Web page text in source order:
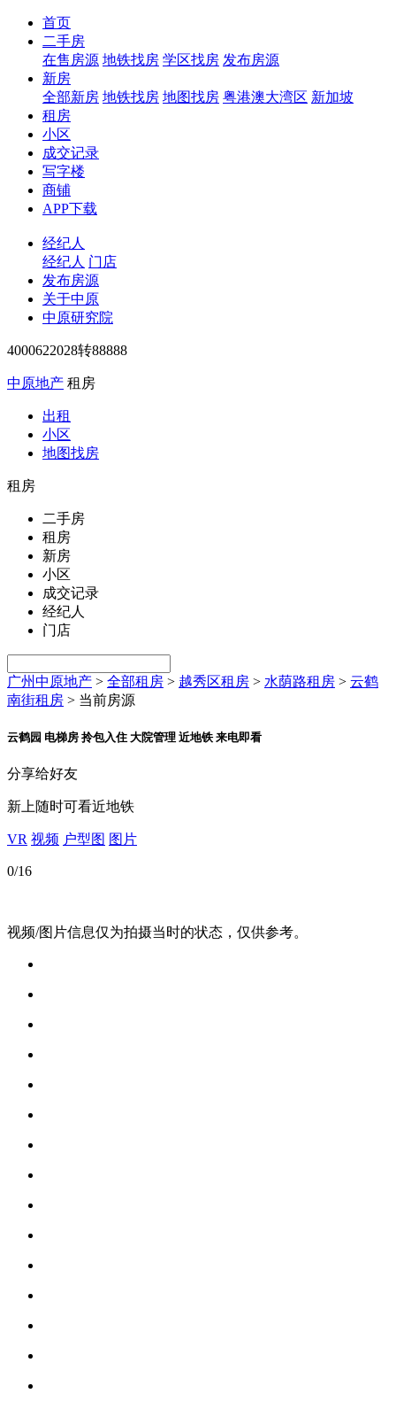
首页
二手房
在售房源 地铁找房 学区找房 发布房源
新房
全部新房 地铁找房 地图找房 粤港澳大湾区 新加坡
租房
小区
成交记录
写字楼
商铺
APP下载
经纪人
经纪人 门店
发布房源
关于中原
中原研究院
4000622028转88888
中原地产 租房
出租
小区
地图找房
租房
二手房
租房
新房
小区
成交记录
经纪人
门店
广州中原地产 > 全部租房 > 越秀区租房 > 水荫路租房 > 云鹤
南街租房 > 当前房源
云鹤园 电梯房 拎包入住 大院管理 近地铁 来电即看
分享给好友
新上 随时可看近地铁
VR 视频 户型图 图片
0/16
视频/图片信息仅为拍摄当时的状态，仅供参考。